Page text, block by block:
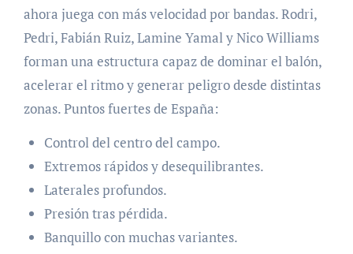
ahora juega con más velocidad por bandas. Rodri,
Pedri, Fabián Ruiz, Lamine Yamal y Nico Williams
forman una estructura capaz de dominar el balón,
acelerar el ritmo y generar peligro desde distintas
zonas. Puntos fuertes de España:
Control del centro del campo.
Extremos rápidos y desequilibrantes.
Laterales profundos.
Presión tras pérdida.
Banquillo con muchas variantes.